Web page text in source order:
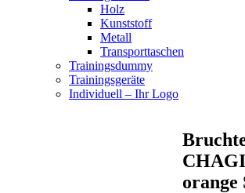
Holz
Kunststoff
Metall
Transporttaschen
Trainingsdummy
Trainingsgeräte
Individuell – Ihr Logo
orange